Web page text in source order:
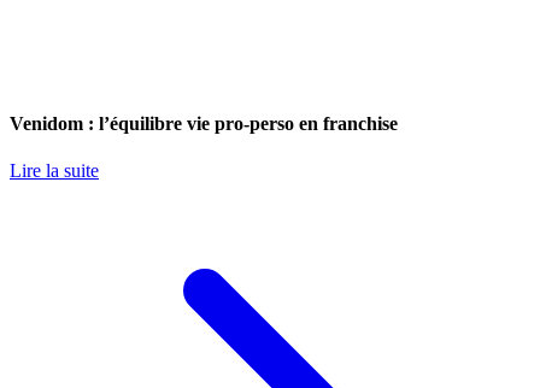
Venidom : l’équilibre vie pro-perso en franchise
Lire la suite